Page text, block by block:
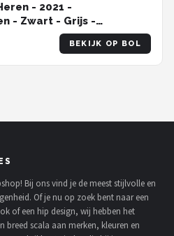
- 2021 -
- Zwart - Grijs -
BEKIJK OP BOL
Bij ons vind je de meest stijlvolle en
Of je nu op zoek bent naar een
of een hip design, wij hebben het
breed scala aan merken, kleuren en